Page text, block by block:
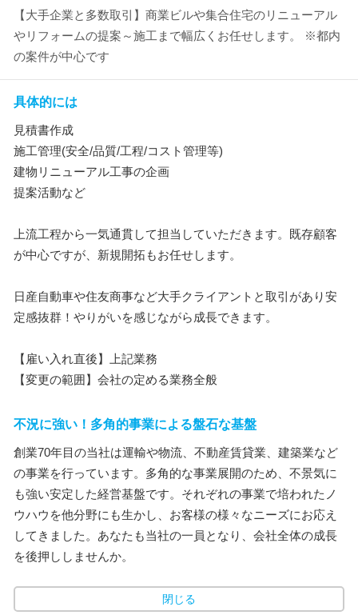
【大手企業と多数取引】商業ビルや集合住宅のリニューアル
やリフォームの提案～施工まで幅広くお任せします。 ※都内
の案件が中心です
具体的には
見積書作成
施工管理(安全/品質/工程/コスト管理等)
建物リニューアル工事の企画
提案活動など
上流工程から一気通貫して担当していただきます。既存顧客
が中心ですが、新規開拓もお任せします。
日産自動車や住友商事など大手クライアントと取引があり安
定感抜群！やりがいを感じながら成長できます。
【雇い入れ直後】上記業務
【変更の範囲】会社の定める業務全般
不況に強い！多角的事業による盤石な基盤
創業70年目の当社は運輸や物流、不動産賃貸業、建築業など
の事業を行っています。多角的な事業展開のため、不景気に
も強い安定した経営基盤です。それぞれの事業で培われたノ
ウハウを他分野にも生かし、お客様の様々なニーズにお応え
してきました。あなたも当社の一員となり、会社全体の成長
を後押ししませんか。
閉じる